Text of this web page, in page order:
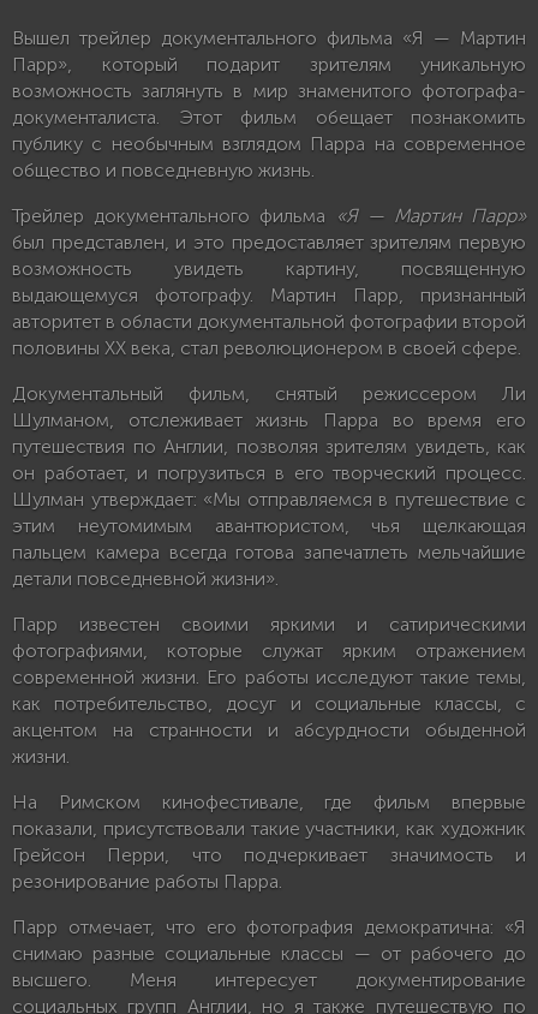
Вышел трейлер документального фильма «Я — Мартин
Парр», который подарит зрителям уникальную
возможность заглянуть в мир знаменитого фотографа-
документалиста. Этот фильм обещает познакомить
публику с необычным взглядом Парра на современное
общество и повседневную жизнь.
Трейлер документального фильма
«Я — Мартин Парр»
был представлен, и это предоставляет зрителям первую
возможность увидеть картину, посвященную
выдающемуся фотографу. Мартин Парр, признанный
авторитет в области документальной фотографии второй
половины XX века, стал революционером в своей сфере.
Документальный фильм, снятый режиссером Ли
Шулманом, отслеживает жизнь Парра во время его
путешествия по Англии, позволяя зрителям увидеть, как
он работает, и погрузиться в его творческий процесс.
Шулман утверждает: «Мы отправляемся в путешествие с
этим неутомимым авантюристом, чья щелкающая
пальцем камера всегда готова запечатлеть мельчайшие
детали повседневной жизни».
Парр известен своими яркими и сатирическими
фотографиями, которые служат ярким отражением
современной жизни. Его работы исследуют такие темы,
как потребительство, досуг и социальные классы, с
акцентом на странности и абсурдности обыденной
жизни.
На Римском кинофестивале, где фильм впервые
показали, присутствовали такие участники, как художник
Грейсон Перри, что подчеркивает значимость и
резонирование работы Парра.
Парр отмечает, что его фотография демократична: «Я
снимаю разные социальные классы — от рабочего до
высшего. Меня интересует документирование
социальных групп Англии, но я также путешествую по